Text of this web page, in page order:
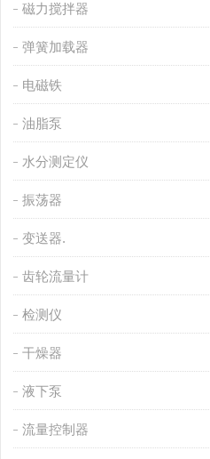
磁力搅拌器
弹簧加载器
电磁铁
油脂泵
水分测定仪
振荡器
变送器.
齿轮流量计
检测仪
干燥器
液下泵
流量控制器